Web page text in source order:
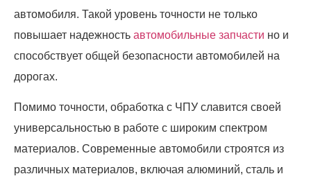
автомобиля. Такой уровень точности не только
повышает надежность автомобильные запчасти но и
способствует общей безопасности автомобилей на
дорогах.
Помимо точности, обработка с ЧПУ славится своей
универсальностью в работе с широким спектром
материалов. Современные автомобили строятся из
различных материалов, включая алюминий, сталь и